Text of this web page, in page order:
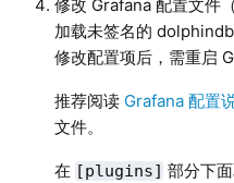
- targets:
metrics_path: /
-
修改 Grafana 配置文件
加载未签名的
修改配置项后，需重启
推荐阅读 Grafana 配置
文件。
在 [plugins] 部分下